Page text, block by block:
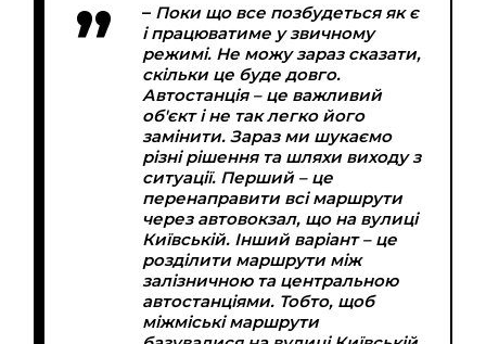
– Поки що все позбудеться як є
і працюватиме у звичному
режимі. Не можу зараз сказати,
скільки це буде довго.
Автостанція – це важливий
об'єкт і не так легко його
замінити. Зараз ми шукаємо
різні рішення та шляхи виходу з
ситуації. Перший – це
перенаправити всі маршрути
через автовокзал, що на вулиці
Київській. Інший варіант – це
розділити маршрути між
залізничною та центральною
автостанціями. Тобто, щоб
міжміські маршрути